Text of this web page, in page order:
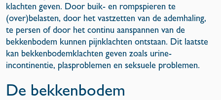
klachten geven. Door buik- en rompspieren te
(over)belasten, door het vastzetten van de ademhaling,
te persen of door het continu aanspannen van de
bekkenbodem kunnen pijnklachten ontstaan. Dit laatste
kan bekkenbodemklachten geven zoals urine-
incontinentie, plasproblemen en seksuele problemen.
De bekkenbodem